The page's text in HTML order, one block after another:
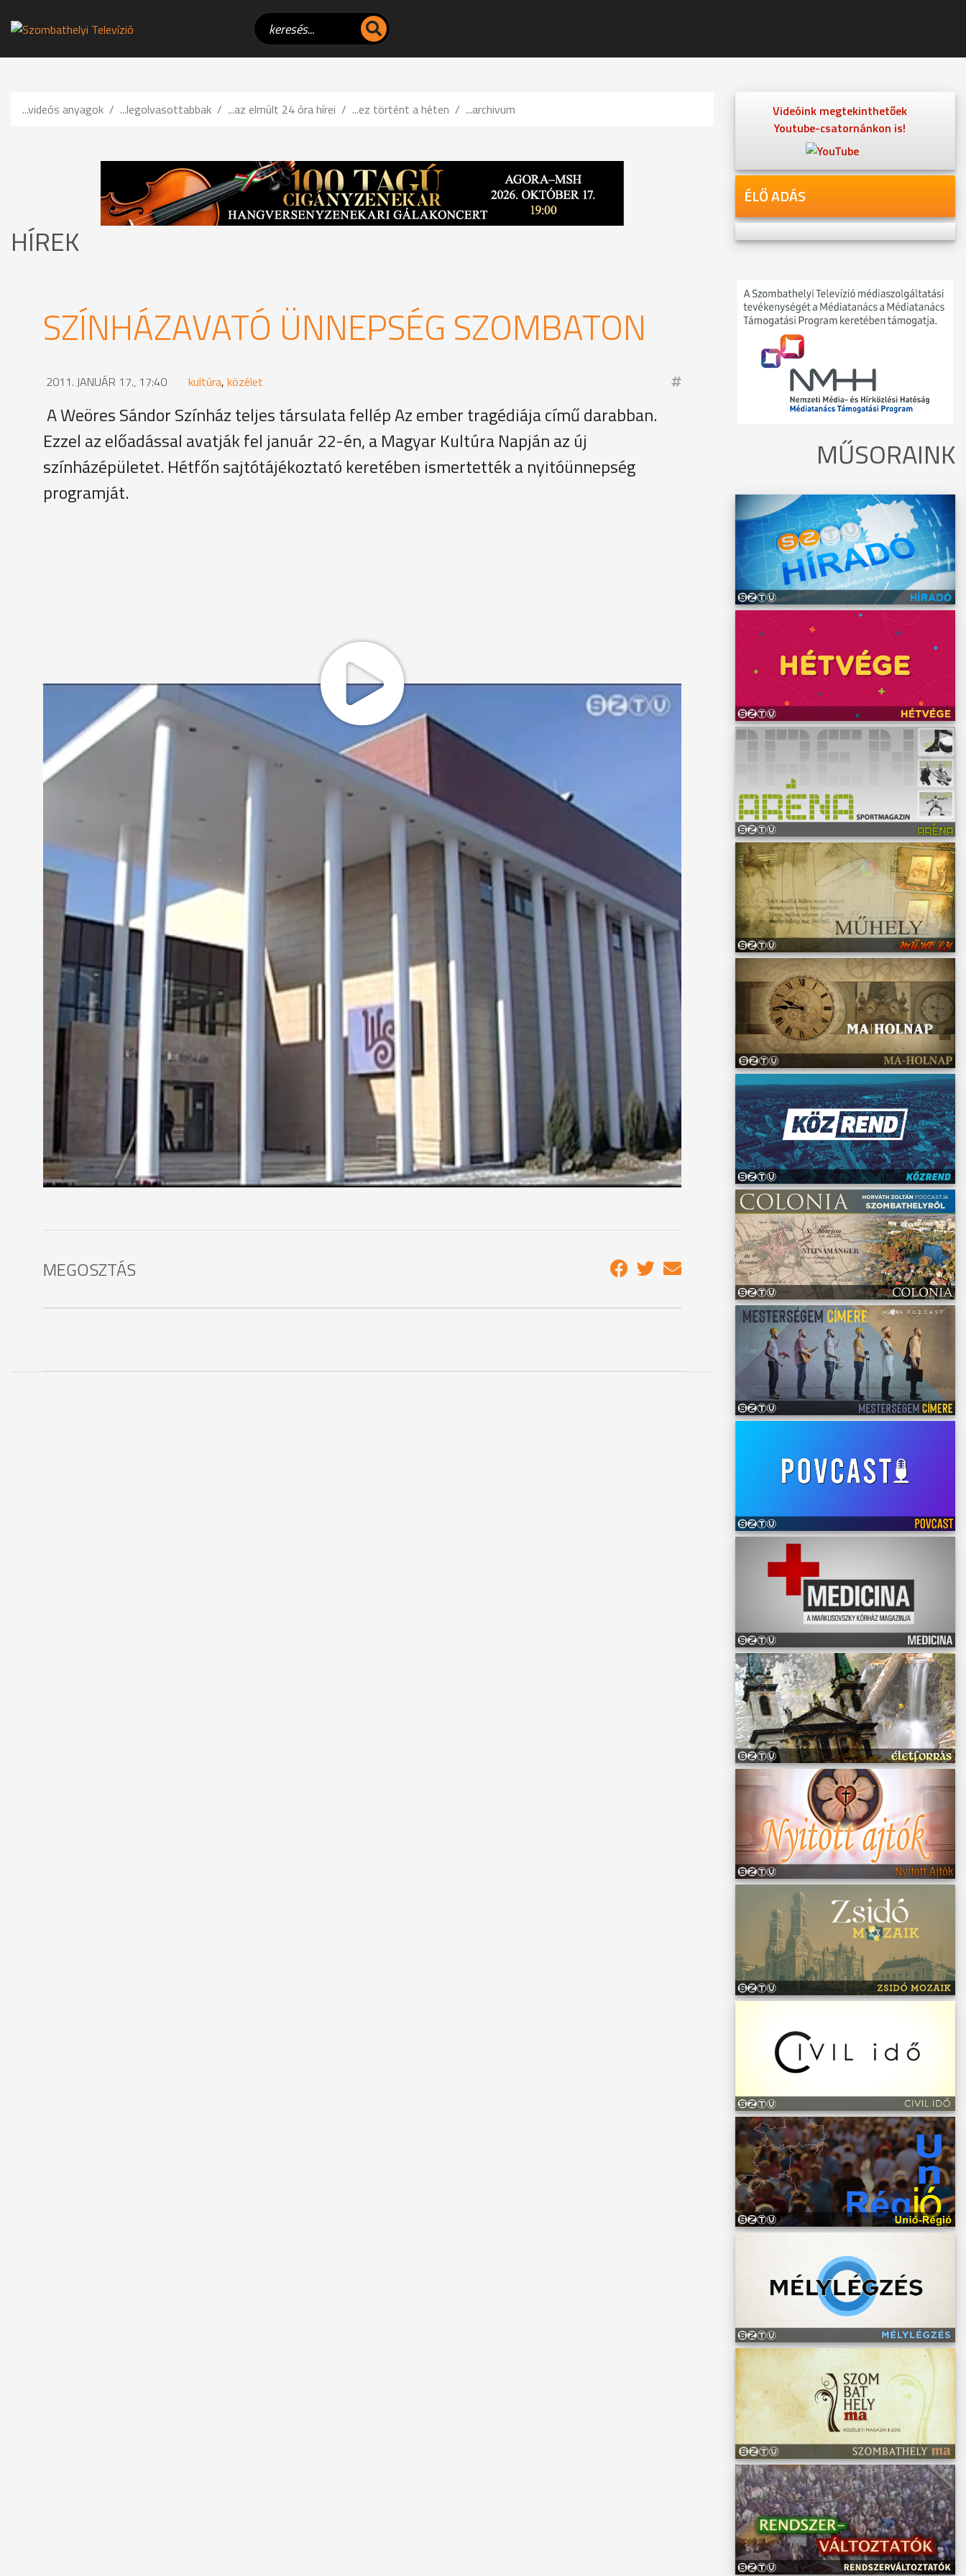
...videós anyagok ...legolvasottabbak ...az elmúlt 24 óra hírei ...ez történt a héten ...archivum
HÍREK
SZÍNHÁZAVATÓ ÜNNEPSÉG SZOMBATON
2011. JANUÁR 17., 17:40 kultúra, közélet
A Weöres Sándor Színház teljes társulata fellép Az ember tragédiája című darabban.
Ezzel az előadással avatják fel január 22-én, a Magyar Kultúra Napján az új
színházépületet. Hétfőn sajtótájékoztató keretében ismertették a nyitóünnepség
programját.
Színház már az ókori Savariában is volt, a Kálvária domb környékén állhatott - kezdte a szombathelyi
színházalapítás történetének felelevenítést a polgármester. Puskás Tivadar azt is elmondta, hogy 1880-ban
nyitották meg a város első kőszínházát a mai Berzsenyi téren, ami azonban a 2. világháborúban végzetes
bombatalálatot kapott. 2007-ben alapította meg a közgyűlés a Weöres Sándor Színházat. Bár a város 1 milliárd 850
millió forintot kapott a központi költségvetésből egy új színház építésének előkészítésére, további forrást nem
tudtak biztosítani. Így a támogatás összegének jelentős részéből, 1, 6 milliárd forintból az egykori Helyőrségi
Művelődési Otthont építették át.
Jordán Tamás - igazgató, Weöres Sándor Színház
" Mi úgy tekintjük 22-ét, hogy az a város ünnepe. A színház boldog, hogy kapott egy épületet, hogy jó otthonunk
lesz, amiről ugyan szívesen beszélek, de tulajdonképpen ezt a város köszönheti magának."
Jordán Tamás igazgató arról is beszélt, hogy jelenleg 3200 bérletese van a színháznak, de már a következő évadban
közel 5000 bérletvásárlóra számít. A sajtótájékoztatón Lazáry Viktor alpolgármester a jövő legsürgetőbb teendőit
vázolta.
Lazáry Viktor - alpolgármester
"A következő hónapoknak lesz a feladata, hogy a színház helyét megtalája Szombathely kulturális életében,
Szombathely kulturális intézményrendszerében."
Január 22-én este 6 órakor kezdődik a színházavató ünnepség. A programot a szervező, Mérei Tamás ismertette. A
polgármester köszöntője és az épületet ökumenikus megáldása után a színház aulájában kállítás nyílik, majd Hende
Csaba honvédelmi miniszter és Szőcs Géza, kultúráért felelős államtitkár mond beszédet. Ezt követően Az ember
tragédiája című előadást láthatja a közönség.
MEGOSZTÁS
Videóink megtekinthetőek
Youtube-csatornánkon is!
ÉLŐ ADÁS
MŰSORAINK